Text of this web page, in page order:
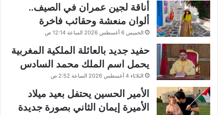
أناقة لجين عمران في الصيف..
ألوان منعشة وحقائب فاخرة
الخميس 6 أغسطس 2026 الساعة 12:14 ص
حفيد جديد بالعائلة الملكية المغربية
يحمل اسم الملك محمد السادس
الثلاثاء 4 أغسطس 2026 الساعة 2:52 ص
الأمير الحسين يحتفل بعيد ميلاد
الأميرة إيمان الثاني بصورة جديدة